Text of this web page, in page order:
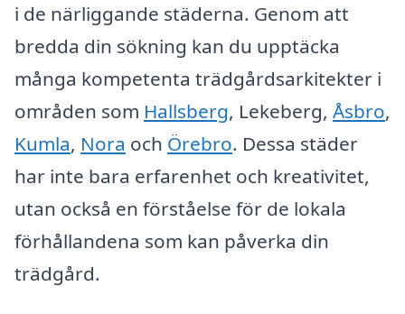
i de närliggande städerna. Genom att
bredda din sökning kan du upptäcka
många kompetenta trädgårdsarkitekter i
områden som Hallsberg, Lekeberg, Åsbro,
Kumla, Nora och Örebro. Dessa städer
har inte bara erfarenhet och kreativitet,
utan också en förståelse för de lokala
förhållandena som kan påverka din
trädgård.